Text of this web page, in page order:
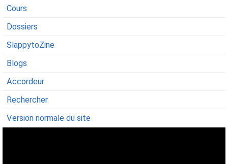
Cours
Dossiers
SlappytoZine
Blogs
Accordeur
Rechercher
Version normale du site